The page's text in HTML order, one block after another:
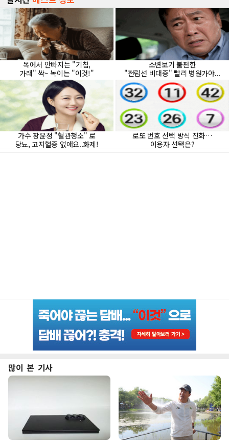
많이 본 기사